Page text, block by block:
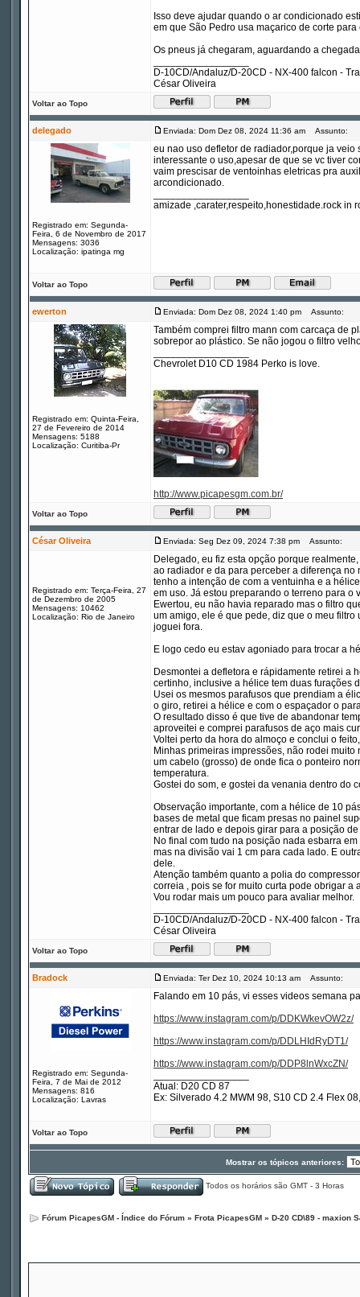
Isso deve ajudar quando o ar condicionado
em que São Pedro usa maçarico de corte
Os pneus já chegaram, aguardando a
D-10CD/Andaluz/D-20CD - NX-400 falcon -
César Oliveira
Voltar ao Topo
delegado Enviada: Dom Dez 08, 2024 11:36 am Assunto:
Registrado em: Segunda-
Feira, 6 de Novembro de 2017
Mensagens: 3036
Localização: ipatinga mg
eu nao uso defletor de radiador,porque ja
interessante o uso,apesar de que se vc tiver
vaim prescisar de ventoinhas eletricas pra
arcondicionado.
amizade ,carater,respeito,honestidade.rock in
Voltar ao Topo
ewerton Enviada: Dom Dez 08, 2024 1:40 pm Assunto:
Registrado em: Quinta-Feira,
27 de Fevereiro de 2014
Mensagens: 5188
Localização: Curitiba-Pr
Também comprei filtro mann com carcaça de
sobrepor ao plástico. Se não jogou o filtro
Chevrolet D10 CD 1984 Perko is love.
http://www.picapesgm.com.br/
Voltar ao Topo
César Oliveira Enviada: Seg Dez 09, 2024 7:38 pm Assunto:
Registrado em: Terça-Feira, 27
de Dezembro de 2005
Mensagens: 10462
Localização: Rio de Janeiro
Delegado, eu fiz esta opção porque
ao radiador e da para perceber a diferença
tenho a intenção de com a ventuinha e a
em uso. Já estou preparando o terreno para o
Ewertou, eu não havia reparado mas o filtro
um amigo, ele é que pede, diz que o meu
joguei fora.
E logo cedo eu estav agoniado para trocar a
Desmontei a defletora e rápidamente retirei a
certinho, inclusive a hélice tem duas furações
Usei os mesmos parafusos que prendiam a
o giro, retirei a hélice e com o espaçador o
O resultado disso é que tive de abandonar
aproveitei e comprei parafusos de aço mais
Voltei perto da hora do almoço e conclui o
Minhas primeiras impressões, não rodei
um cabelo (grosso) de onde fica o ponteiro
temperatura.
Gostei do som, e gostei da venania dentro do
Observação importante, com a hélice de 10
bases de metal que ficam presas no painel
entrar de lado e depois girar para a posição
No final com tudo na posição nada esbarra
mas na divisão vai 1 cm para cada lado. E
dele.
Atenção também quanto a polia do
correia , pois se for muito curta pode obrigar
Vou rodar mais um pouco para avaliar melhor.
D-10CD/Andaluz/D-20CD - NX-400 falcon -
César Oliveira
Voltar ao Topo
Bradock Enviada: Ter Dez 10, 2024 10:13 am Assunto:
Registrado em: Segunda-
Feira, 7 de Mai de 2012
Mensagens: 816
Localização: Lavras
Falando em 10 pás, vi esses videos semana
https://www.instagram.com/p/DDKWkevOW2z/
https://www.instagram.com/p/DDLHIdRyDT1/
https://www.instagram.com/p/DDP8lnWxcZN/
Atual: D20 CD 87
Ex: Silverado 4.2 MWM 98, S10 CD 2.4 Flex
Voltar ao Topo
Mostrar os tópicos anteriores:
Todos os horários são GMT - 3 Horas
Fórum PicapesGM - Índice do Fórum » Frota PicapesGM » D-20 CD\89 - maxion